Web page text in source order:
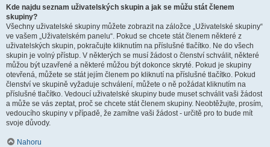
Kde najdu seznam uživatelských skupin a jak se můžu stát členem
skupiny?
Všechny uživatelské skupiny můžete zobrazit na záložce „Uživatelské skupiny“
ve vašem „Uživatelském panelu“. Pokud se chcete stát členem některé z
uživatelských skupin, pokračujte kliknutím na příslušné tlačítko. Ne do všech
skupin je volný přístup. V některých se musí žádost o členství schválit, některé
můžou být uzavřené a některé můžou být dokonce skryté. Pokud je skupiny
otevřená, můžete se stát jejím členem po kliknutí na příslušné tlačítko. Pokud
členství ve skupině vyžaduje schválení, můžete o ně požádat kliknutím na
příslušné tlačítko. Vedoucí uživatelské skupiny bude muset schválit vaši žádost
a může se vás zeptat, proč se chcete stát členem skupiny. Neobtěžujte, prosím,
vedoucího skupiny v případě, že zamítne vaši žádost - určitě pro to bude mít
svoje důvody.
Nahoru